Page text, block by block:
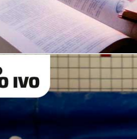
FUNDAMENTAL
Reduzidas
NOVOS
em Contato